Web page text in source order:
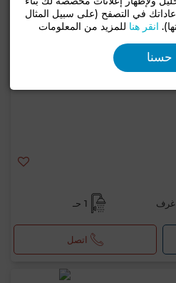
1 حـ
اتصل
في التصفح (على سبيل المثال
انقر هنا للمزيد من المعلومات
حسنا